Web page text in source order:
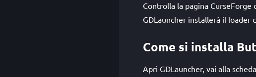
Controlla la pagina
GDLauncher installerà il
Come si installa
Apri GDLauncher, vai alla